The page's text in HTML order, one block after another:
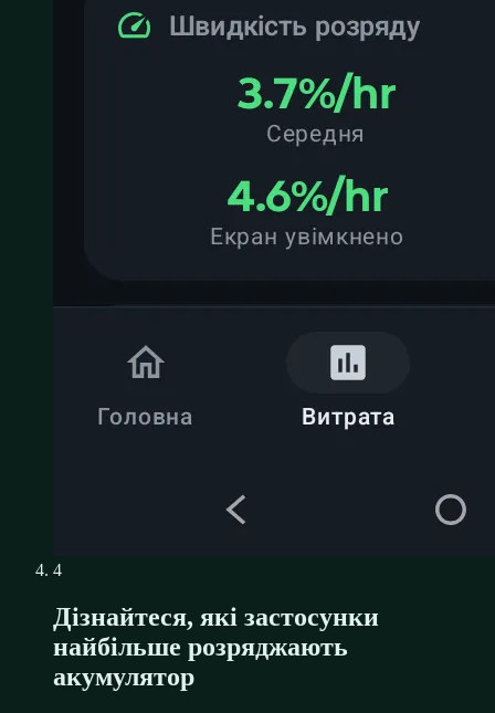
4
Дізнайтеся, які застосунки
найбільше розряджають
акумулятор